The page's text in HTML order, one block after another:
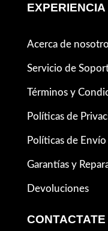
EXPERIENCIA
Acerca de
Servicio de
Términos y
Políticas de
Políticas de Envío
Garantías y
Devoluciones